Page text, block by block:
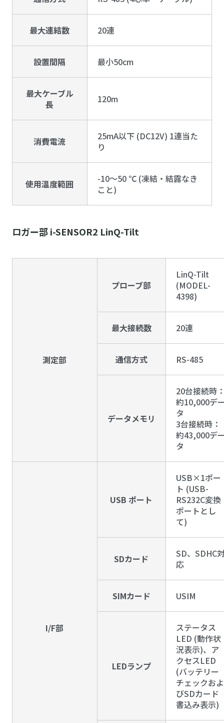
最大連結数 20連
設置間隔 最小50cm
最大ケーブル
長
120m
消費電流
25mA以下 (DC12V) 1連当た
り
使用温度範囲
-10～50 ℃ (凍結・結露なき
こと)
ロガー部 i-SENSOR2 LinQ-Tilt
測定部
プローブ部
LinQ-Tilt
(MODEL-
4398)
最大接続数 20連
通信方式 RS-485
データメモリ
20台接続時
約10,000デ
タ
3台接続時：
約43,000デ
タ
I/F部
USB ポート
USB×1ポー
ト (USB-
RS232C変換
ポートとし
て)
SDカード
SD、SDHC
応
SIMカード USIM
LEDランプ
ステータス
LED (動作状
況表示)、ア
クセスLED
(バッテリー
チェックおよ
びSDカード
書込み表示)